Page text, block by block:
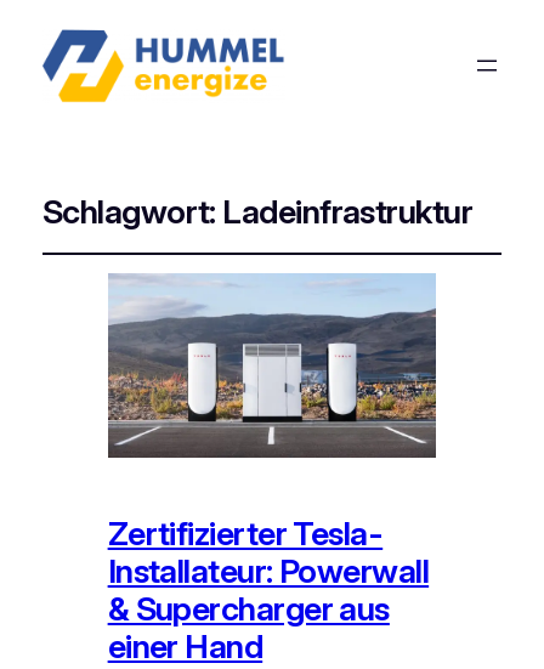
Schlagwort: Ladeinfrastruktur
Zertifizierter Tesla-
Installateur: Powerwall
& Supercharger aus
einer Hand